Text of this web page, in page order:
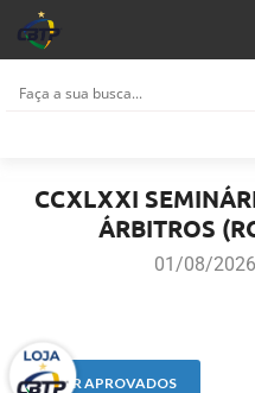
CCXLXXI
ÁRBITROS
01/08/
VER APROVADOS